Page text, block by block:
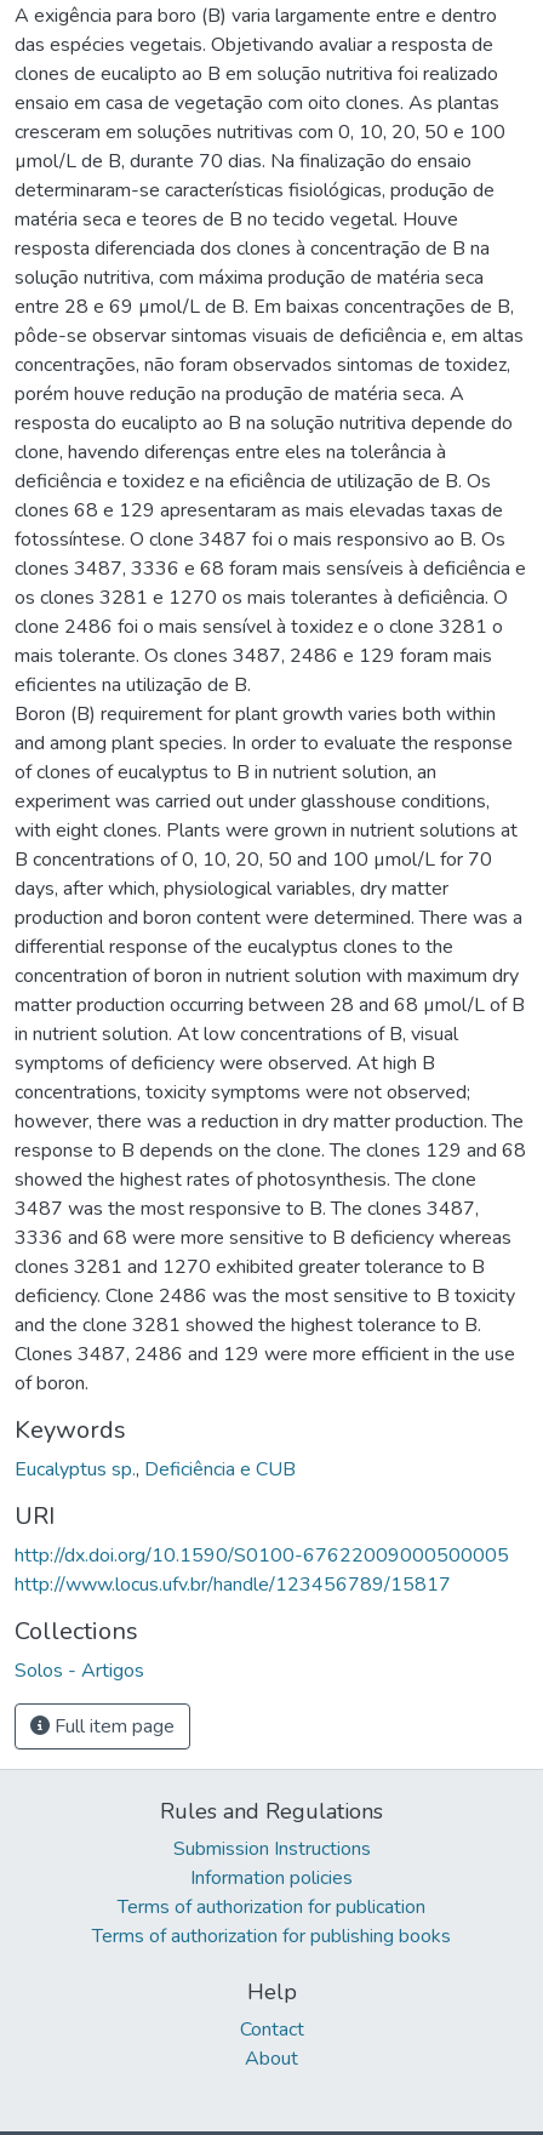
A exigência para boro (B) varia largamente entre e dentro
das espécies vegetais. Objetivando avaliar a resposta de
clones de eucalipto ao B em solução nutritiva foi realizado
ensaio em casa de vegetação com oito clones. As plantas
cresceram em soluções nutritivas com 0, 10, 20, 50 e 100
µmol/L de B, durante 70 dias. Na finalização do ensaio
determinaram-se características fisiológicas, produção de
matéria seca e teores de B no tecido vegetal. Houve
resposta diferenciada dos clones à concentração de B na
solução nutritiva, com máxima produção de matéria seca
entre 28 e 69 µmol/L de B. Em baixas concentrações de B,
pôde-se observar sintomas visuais de deficiência e, em altas
concentrações, não foram observados sintomas de toxidez,
porém houve redução na produção de matéria seca. A
resposta do eucalipto ao B na solução nutritiva depende do
clone, havendo diferenças entre eles na tolerância à
deficiência e toxidez e na eficiência de utilização de B. Os
clones 68 e 129 apresentaram as mais elevadas taxas de
fotossíntese. O clone 3487 foi o mais responsivo ao B. Os
clones 3487, 3336 e 68 foram mais sensíveis à deficiência e
os clones 3281 e 1270 os mais tolerantes à deficiência. O
clone 2486 foi o mais sensível à toxidez e o clone 3281 o
mais tolerante. Os clones 3487, 2486 e 129 foram mais
eficientes na utilização de B.
Boron (B) requirement for plant growth varies both within
and among plant species. In order to evaluate the response
of clones of eucalyptus to B in nutrient solution, an
experiment was carried out under glasshouse conditions,
with eight clones. Plants were grown in nutrient solutions at
B concentrations of 0, 10, 20, 50 and 100 µmol/L for 70
days, after which, physiological variables, dry matter
production and boron content were determined. There was a
differential response of the eucalyptus clones to the
concentration of boron in nutrient solution with maximum dry
matter production occurring between 28 and 68 µmol/L of B
in nutrient solution. At low concentrations of B, visual
symptoms of deficiency were observed. At high B
concentrations, toxicity symptoms were not observed;
however, there was a reduction in dry matter production. The
response to B depends on the clone. The clones 129 and 68
showed the highest rates of photosynthesis. The clone
3487 was the most responsive to B. The clones 3487,
3336 and 68 were more sensitive to B deficiency whereas
clones 3281 and 1270 exhibited greater tolerance to B
deficiency. Clone 2486 was the most sensitive to B toxicity
and the clone 3281 showed the highest tolerance to B.
Clones 3487, 2486 and 129 were more efficient in the use
of boron.
Keywords
Eucalyptus sp., Deficiência e CUB
URI
http://dx.doi.org/10.1590/S0100-67622009000500005
http://www.locus.ufv.br/handle/123456789/15817
Collections
Solos - Artigos
Full item page
Rules and Regulations
Submission Instructions
Information policies
Terms of authorization for publication
Terms of authorization for publishing books
Help
Contact
About